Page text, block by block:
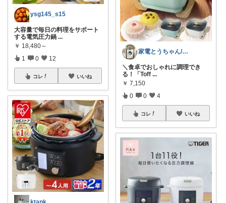
ysg145_s15
大容量で毎日の料理をサポート
する電気圧力鍋 ...
￥ 18,480～
1 0 12
コレ いいね
家電とうちゃん/2児のパパ✨️購入感謝！
​＼食卓でおしゃれに調理でき
る！「Toff ...
￥ 7,150
0 0 4
コレ いいね